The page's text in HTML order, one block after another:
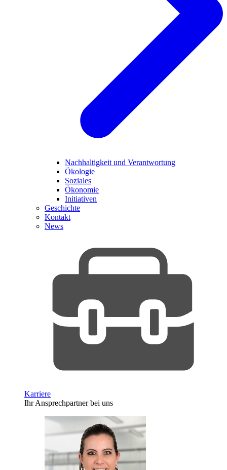
Nachhaltigkeit und Verantwortung
Ökologie
Soziales
Ökonomie
Initiativen
Geschichte
Kontakt
News
Karriere
Ihr Ansprechpartner bei uns